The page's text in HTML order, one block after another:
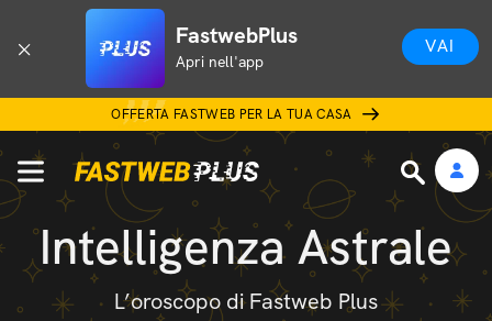
FastwebPlus
Apri nell'app
VAI
OFFERTA FASTWEB PER LA TUA CASA
Intelligenza Astrale
L’oroscopo di Fastweb Plus